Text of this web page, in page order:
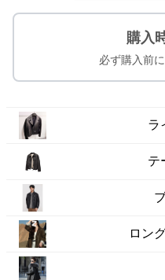
購入
必ず購入前
ラ
テ
ロン